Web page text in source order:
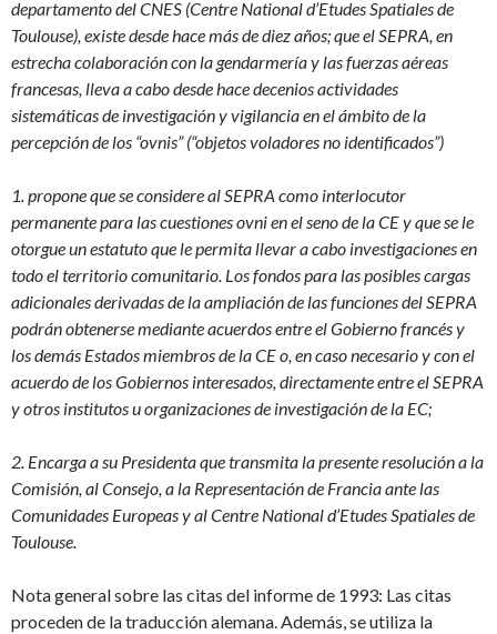
departamento del CNES (Centre National d’Etudes Spatiales de
Toulouse), existe desde hace más de diez años; que el SEPRA, en
estrecha colaboración con la gendarmería y las fuerzas aéreas
francesas, lleva a cabo desde hace decenios actividades
sistemáticas de investigación y vigilancia en el ámbito de la
percepción de los “ovnis” (“objetos voladores no identificados”)
1. propone que se considere al SEPRA como interlocutor
permanente para las cuestiones ovni en el seno de la CE y que se le
otorgue un estatuto que le permita llevar a cabo investigaciones en
todo el territorio comunitario. Los fondos para las posibles cargas
adicionales derivadas de la ampliación de las funciones del SEPRA
podrán obtenerse mediante acuerdos entre el Gobierno francés y
los demás Estados miembros de la CE o, en caso necesario y con el
acuerdo de los Gobiernos interesados, directamente entre el SEPRA
y otros institutos u organizaciones de investigación de la EC;
2. Encarga a su Presidenta que transmita la presente resolución a la
Comisión, al Consejo, a la Representación de Francia ante las
Comunidades Europeas y al Centre National d’Etudes Spatiales de
Toulouse.
Nota general sobre las citas del informe de 1993: Las citas
proceden de la traducción alemana. Además, se utiliza la